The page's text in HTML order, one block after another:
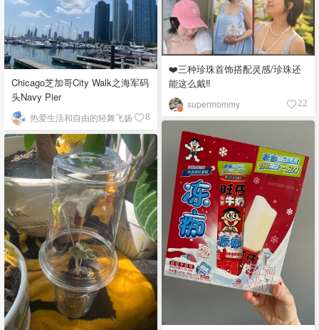
❤️三种珍珠首饰搭配灵感/珍珠还
能这么戴‼️
supermommy 22
Chicago芝加哥City Walk之海军码
头Navy Pier
热爱生活和自由的轻舞飞扬 8